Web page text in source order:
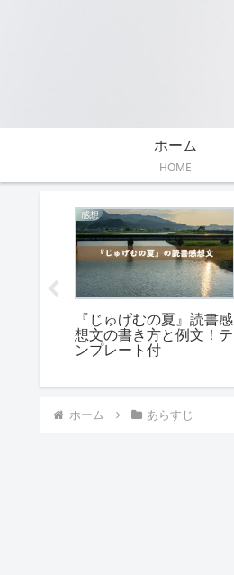
ホーム
HOME
感想
『じゅげむの夏』読書感
想文の書き方と例文！テ
ンプレート付
ホーム あらすじ